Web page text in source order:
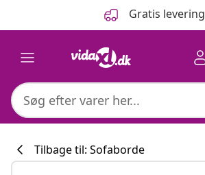
Gratis levering
Tilbage til: Sofaborde